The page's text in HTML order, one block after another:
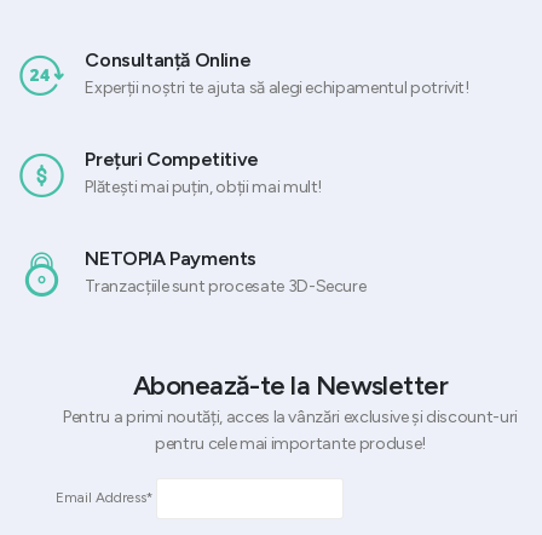
Consultanță Online
Experții noștri te ajuta să alegi echipamentul potrivit!
Prețuri Competitive
Plătești mai puțin, obții mai mult!
NETOPIA Payments
Tranzacțiile sunt procesate 3D-Secure
Abonează-te la Newsletter
Pentru a primi noutăți, acces la vânzări exclusive și discount-uri
pentru cele mai importante produse!
Email Address*